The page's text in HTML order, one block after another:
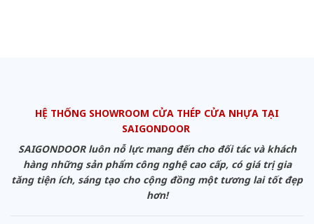
HỆ THỐNG SHOWROOM CỬA THÉP CỬA NHỰA TẠI
SAIGONDOOR
SAIGONDOOR luôn nỗ lực mang đến cho đối tác và khách
hàng những sản phẩm công nghệ cao cấp, có giá trị gia
tăng tiện ích, sáng tạo cho cộng đồng một tương lai tốt đẹp
hơn!